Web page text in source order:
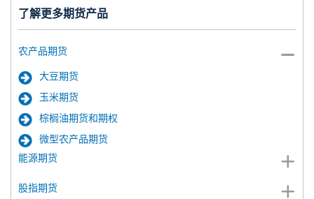
了解更多期货产品
农产品期货
大豆期货
玉米期货
棕榈油期货和期权
微型农产品期货
能源期货
股指期货